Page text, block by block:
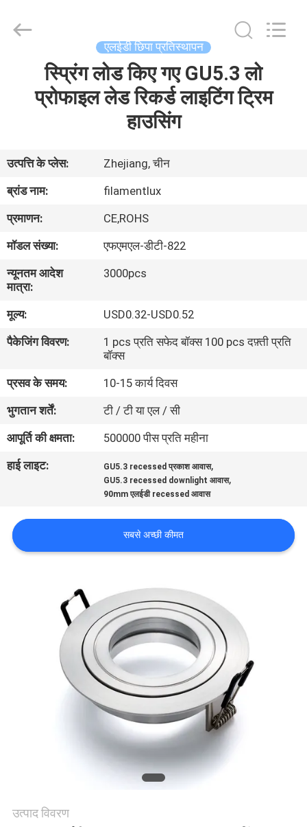
हमारे
बारे
में
कारखाना
भ्रमण
गुणवत्ता
नियंत्रण
संपर्क
करें
एक
विनती
करे
PRIVACY
POLICY
Technology
एलईडी छिपा प्रतिस्थापन
स्प्रिंग लोड किए गए GU5.3 लो
प्रोफाइल लेड रिकर्ड लाइटिंग ट्रिम
हाउसिंग
उत्पत्ति के प्लेस:
Zhejiang, चीन
ब्रांड नाम:
filamentlux
प्रमाणन:
CE,ROHS
मॉडल संख्या:
एफएमएल-डीटी-822
न्यूनतम आदेश
मात्रा:
3000pcs
मूल्य:
USD0.32-USD0.52
पैकेजिंग विवरण:
1 pcs प्रति सफेद बॉक्स 100 pcs दफ़्ती प्रति
बॉक्स
प्रसव के समय:
10-15 कार्य दिवस
भुगतान शर्तें:
टी / टी या एल / सी
आपूर्ति की क्षमता:
500000 पीस प्रति महीना
हाई लाइट:
GU5.3 recessed प्रकाश आवास,
GU5.3 recessed downlight आवास,
90mm एलईडी recessed आवास
सबसे अच्छी कीमत
उत्पाद विवरण